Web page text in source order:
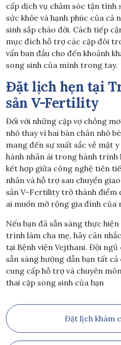
cấp dịch vụ chăm sóc tận tình
sức khỏe và hạnh phúc của cả
sinh sắp chào đời. Cách tiếp
mục đích hỗ trợ các cặp đôi
vấn ban đầu cho đến khoảnh
song sinh của mình trong tay.
Đặt lịch hẹn tại
sản V-Fertility
Đối với những cặp vợ chồng
nhỏ thay vì hai bàn chân nhỏ
mang đến sự xuất sắc về mặt
hành nhân ái trong hành trình
kết hợp giữa công nghệ tiên
nhân và hỗ trợ sau chuyển
sản V-Fertility trở thành điểm
ai muốn mở rộng gia đình của
Nếu bạn đã sẵn sàng thực
trình làm cha mẹ, hãy cân
tại Bệnh viện Vejthani. Đội
sẵn sàng hướng dẫn bạn tất cả
cung cấp hỗ trợ và chuyên
thai cặp song sinh của bạn
Đặt lịch khám